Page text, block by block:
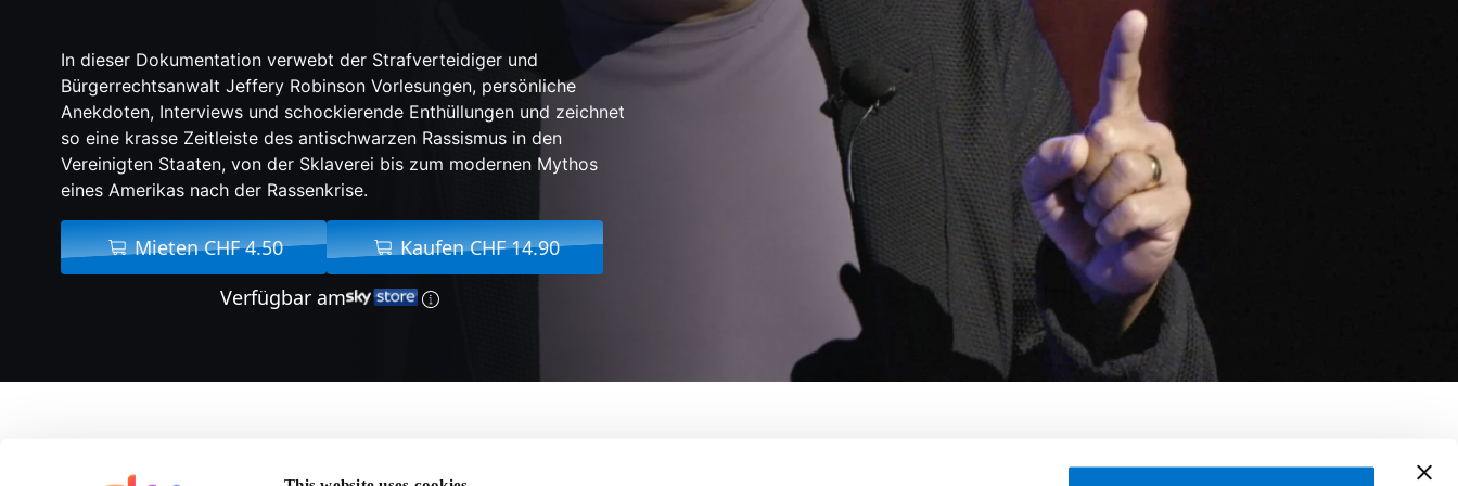
In dieser Dokumentation verwebt der Strafverteidiger und
Bürgerrechtsanwalt Jeffery Robinson Vorlesungen, persönliche
Anekdoten, Interviews und schockierende Enthüllungen und zeichnet
so eine krasse Zeitleiste des antischwarzen Rassismus in den
Vereinigten Staaten, von der Sklaverei bis zum modernen Mythos
eines Amerikas nach der Rassenkrise.
Mieten CHF 4.50
Kaufen CHF 14.90
Verfügbar am